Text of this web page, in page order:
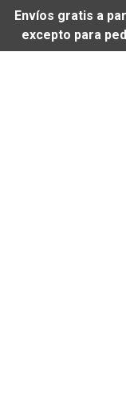
Envíos gratis a
excepto para